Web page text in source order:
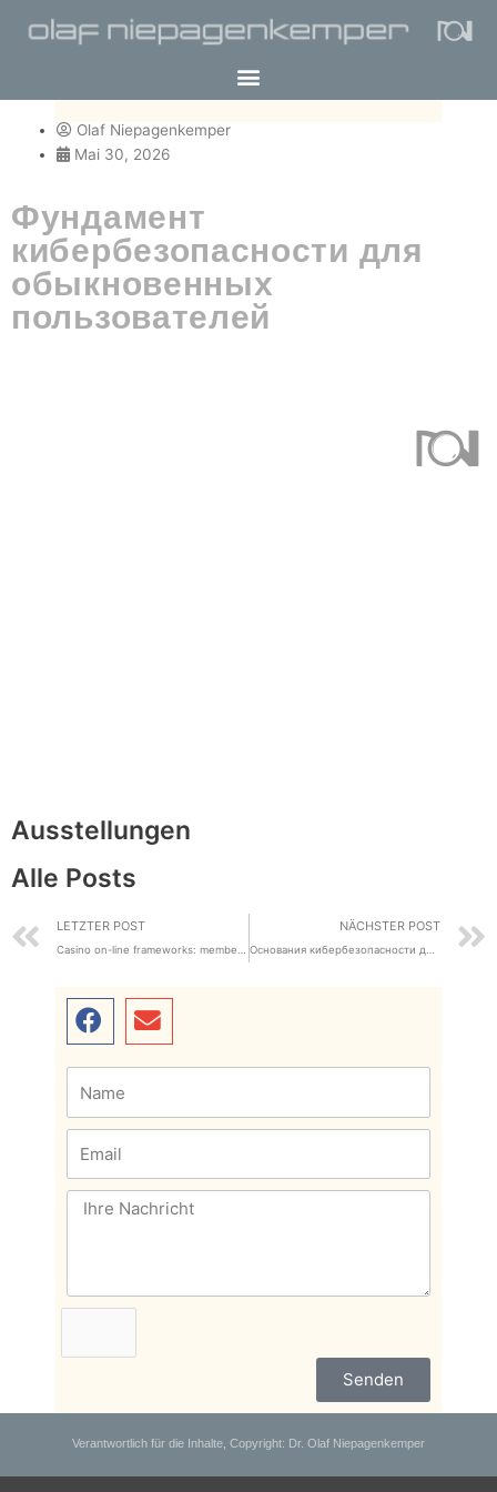
Olaf Niepagenkemper
Mai 30, 2026
Фундамент
кибербезопасности для
обыкновенных
пользователей
Ausstellungen
Alle Posts
LETZTER POST NÄCHSTER POST
Senden
Verantwortlich für die Inhalte, Copyright: Dr. Olaf Niepagenkemper